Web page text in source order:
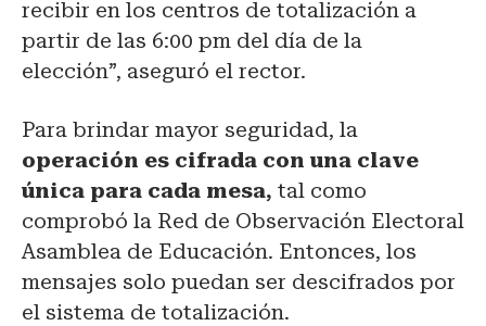
recibir en los centros de totalización a
partir de las 6:00 pm del día de la
elección”, aseguró el rector.
Para brindar mayor seguridad, la
operación es cifrada con una clave
única para cada mesa, tal como
comprobó la Red de Observación Electoral
Asamblea de Educación. Entonces, los
mensajes solo puedan ser descifrados por
el sistema de totalización.